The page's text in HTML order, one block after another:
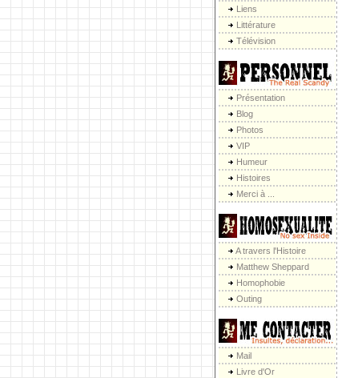
Liens
Littérature
Télévision
Présentation
Blog
Photos
VIP
Humeur
Histoires
Merci à ...
A travers l'Histoire
Matthew Sheppard
Homophobie
Outing
Mail
Livre d'Or